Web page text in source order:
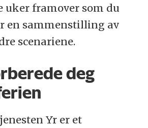
uker framover som du
en sammenstilling av
scenariene.
deg
Yr er et